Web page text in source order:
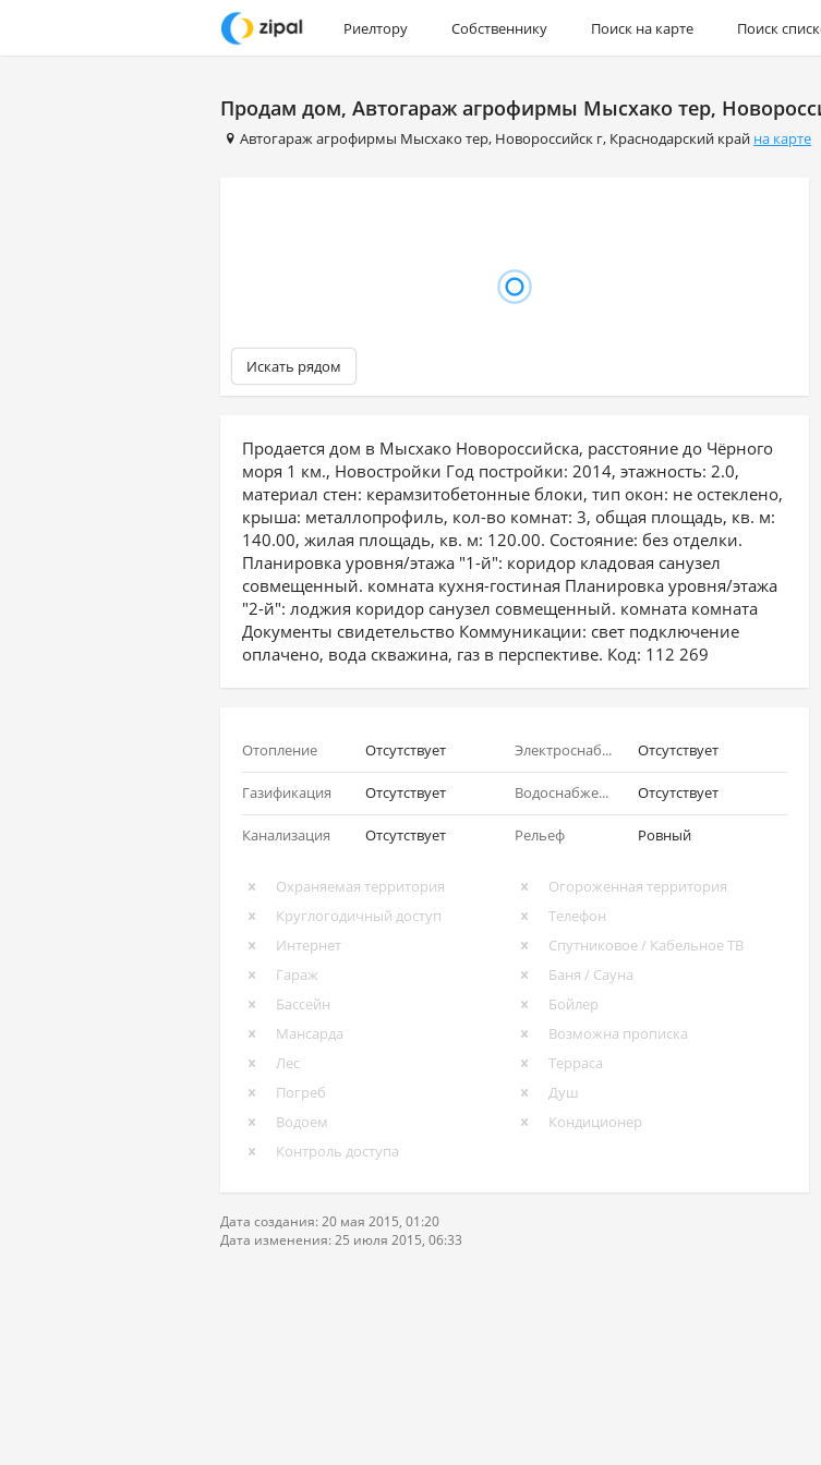
Риелтору Собственнику Поиск на карте Поиск
Продам дом, Автогараж агрофирмы Мысхако тер,
Автогараж агрофирмы Мысхако тер, Новороссийск г, Краснодарский край на карте
Искать рядом
Продается дом в Мысхако Новороссийска, расстояние до Чёрного
моря 1 км., Новостройки Год постройки: 2014, этажность: 2.0,
материал стен: керамзитобетонные блоки, тип окон: не остеклено,
крыша: металлопрофиль, кол-во комнат: 3, общая площадь, кв. м:
140.00, жилая площадь, кв. м: 120.00. Состояние: без отделки.
Планировка уровня/этажа "1-й": коридор кладовая санузел
совмещенный. комната кухня-гостиная Планировка уровня/этажа
"2-й": лоджия коридор санузел совмещенный. комната комната
Документы свидетельство Коммуникации: свет подключение
оплачено, вода скважина, газ в перспективе. Код: 112 269
Отопление Отсутствует Электроснабжение Отсутствует
Газификация Отсутствует Водоснабжение Отсутствует
Канализация Отсутствует Рельеф Ровный
Охраняемая территория
Огороженная территория
Круглогодичный доступ
Телефон
Интернет
Спутниковое / Кабельное ТВ
Гараж
Баня / Сауна
Бассейн
Бойлер
Мансарда
Возможна прописка
Лес
Терраса
Погреб
Душ
Водоем
Кондиционер
Контроль доступа
Дата создания: 20 мая 2015, 01:20
Дата изменения: 25 июля 2015, 06:33